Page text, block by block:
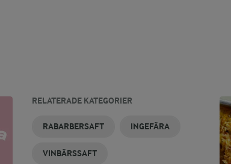
RELATERADE KATEGORIER
RABARBERSAFT INGEFÄRA
VINBÄRSSAFT